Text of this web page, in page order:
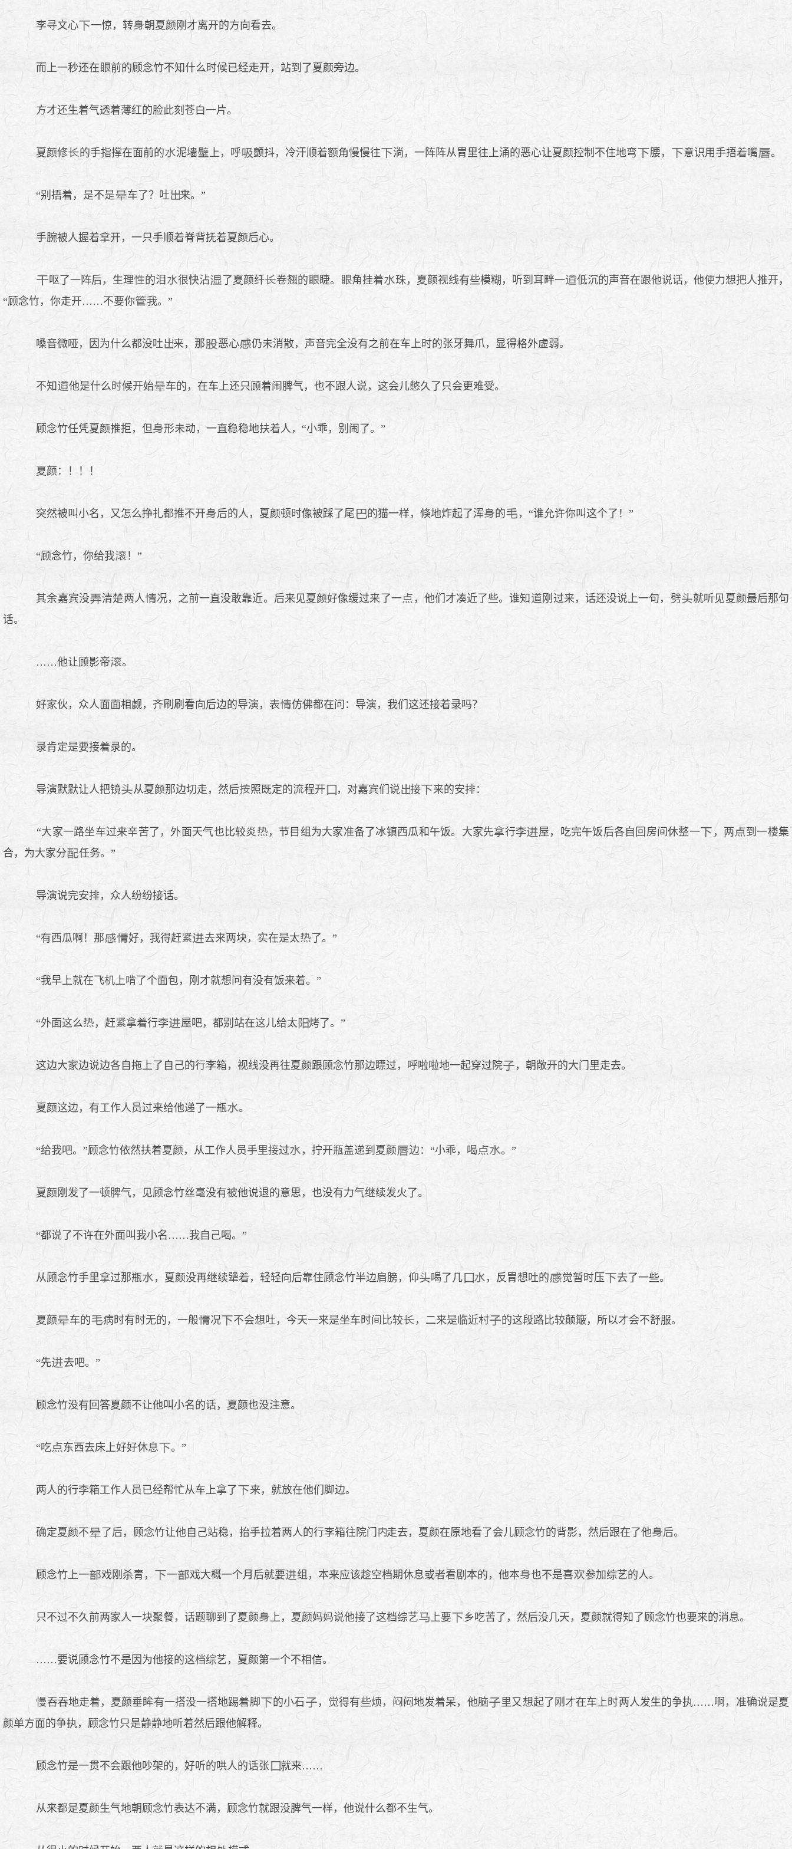
李寻文心 一惊，转 朝夏颜刚才离开的方向看去。
而上一秒还在 前的顾念竹不知什么时候已经走开，站到了夏颜旁边。
方才还生着气透着薄红的脸此刻苍白一片。
夏颜修 的手指撑在面前的 泥墙 上，呼 颤抖，冷汗顺着额角慢慢往 淌，一阵阵从胃里往上涌的恶心让夏颜控制不住地弯 腰， 意识用手捂着嘴 。
“别捂着，是不是 车了？吐 来。”
手腕被人握着拿开，一只手顺着脊背抚着夏颜后心。
呕了一阵后，生理 的泪 很快沾 了夏颜纤 卷翘的 睫。 角挂着 珠，夏颜视线有些模糊，听到耳畔一
低沉的声音在跟他说话，他使力想把人推开，
“顾念竹，你走开……不要你
我。”
嗓音微哑，因为什么都没吐 来，那 恶心 仍未消散，声音完全没有之前在车上时的张牙舞爪，显得格外虚弱。
不知 他是什么时候开始 车的，在车上还只顾着闹脾气，也不跟人说，这会儿憋久了只会更难受。
顾念竹任凭夏颜推拒，但 形未动，一直稳稳地扶着人，“小乖，别闹了。”
夏颜：！！！
突然被叫小名，又怎么挣扎都推不开 后的人，夏颜顿时像被踩了尾 的猫一样，倏地炸起了浑 的 ，“谁允许你叫这个了！”
“顾念竹，你给我 ！”
其余嘉宾没 清楚两人 况，之前一直没敢靠近。后来见夏颜好像缓过来了一 ，他们才凑近了些。谁知 刚过来，话还没说上一句，劈
就听见夏颜最后那句
话。
……他让顾影帝 。
好家伙，众人面面相觑，齐刷刷看向后边的导演，表 仿佛都在问：导演，我们这还接着录吗？
录肯定是要接着录的。
导演默默让人把镜 从夏颜那边切走，然后 照既定的 程开 ，对嘉宾们说 接 来的安排：
“大家一路坐车过来辛苦了，外面天气也比较炎 ，节目组为大家准备了冰镇西瓜和午饭。大家先拿行李 屋，吃完午饭后各自回房间休整一 ，两
到一楼集
合，为大家分
任务。”
导演说完安排，众人纷纷接话。
“有西瓜啊！那 好，我得赶 去来两块，实在是太 了。”
“我早上就在飞机上啃了个面包，刚才就想问有没有饭来着。”
“外面这么 ，赶 拿着行李 屋吧，都别站在这儿给太 烤了。”
这边大家边说边各自拖上了自己的行李箱，视线没再往夏颜跟顾念竹那边瞟过，呼啦啦地一起穿过院 ，朝敞开的大门里走去。
夏颜这边，有工作人员过来给他递了一瓶 。
“给我吧。”顾念竹依然扶着夏颜，从工作人员手里接过 ，拧开瓶盖递到夏颜 边：“小乖，喝 。”
夏颜刚发了一顿脾气，见顾念竹丝毫没有被他说退的意思，也没有力气继续发火了。
“都说了不许在外面叫我小名……我自己喝。”
从顾念竹手里拿过那瓶 ，夏颜没再继续犟着，轻轻向后靠住顾念竹半边肩膀，仰 喝了几 ，反胃想吐的 觉暂时压 去了一些。
夏颜 车的 病时有时无的，一般 况 不会想吐，今天一来是坐车时间比较 ，二来是临近村 的这段路比较颠簸，所以才会不舒服。
“先 去吧。”
顾念竹没有回答夏颜不让他叫小名的话，夏颜也没注意。
“吃 东西去床上好好休息 。”
两人的行李箱工作人员已经帮忙从车上拿了 来，就放在他们脚边。
确定夏颜不 了后，顾念竹让他自己站稳，抬手拉着两人的行李箱往院门 走去，夏颜在原地看了会儿顾念竹的背影，然后跟在了他 后。
顾念竹上一 戏刚杀青， 一 戏大概一个月后就要 组，本来应该趁空档期休息或者看剧本的，他本 也不是喜 参加综艺的人。
只不过不久前两家人一块聚餐，话题聊到了夏颜 上，夏颜妈妈说他接了这档综艺 上要 乡吃苦了，然后没几天，夏颜就得知了顾念竹也要来的消息。
……要说顾念竹不是因为他接的这档综艺，夏颜第一个不相信。
慢吞吞地走着，夏颜垂眸有一搭没一搭地踢着脚 的小石 ，觉得有些烦，闷闷地发着呆，他脑
里又想起了刚才在车上时两人发生的争执……啊，准确说是夏
颜单方面的争执，顾念竹只是静静地听着然后跟他解释。
顾念竹是一贯不会跟他吵架的，好听的哄人的话张 就来……
从来都是夏颜生气地朝顾念竹表达不满，顾念竹就跟没脾气一样，他说什么都不生气。